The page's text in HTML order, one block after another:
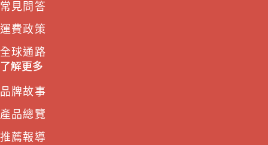
常見問答
運費政策
全球通路
了解更多
品牌故事
產品總覽
推薦報導